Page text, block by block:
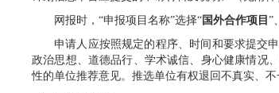
网报时， “申报项目名称”选择“国外合作项目 ”
申请人应按照规定的程序、时间和要求提交
政治思想、道德品行、学术诚信、身心健康情况
性的单位推荐意见。推选单位有权退回不真实、不